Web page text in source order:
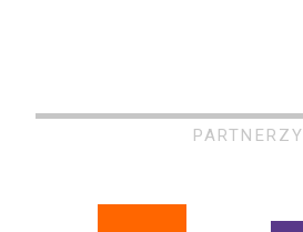
PARTNERZY